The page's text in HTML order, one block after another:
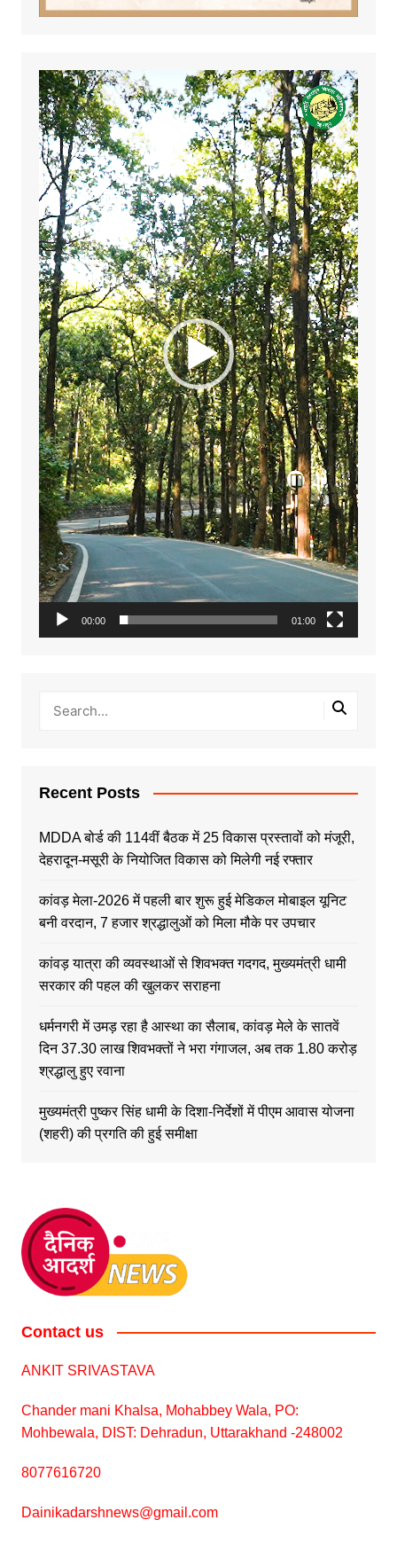
Video
Player
00:00 01:00
Recent Posts
MDDA बोर्ड की 114वीं बैठक में 25 विकास प्रस्तावों को मंजूरी,
देहरादून-मसूरी के नियोजित विकास को मिलेगी नई रफ्तार
कांवड़ मेला-2026 में पहली बार शुरू हुई मेडिकल मोबाइल यूनिट
बनी वरदान, 7 हजार श्रद्धालुओं को मिला मौके पर उपचार
कांवड़ यात्रा की व्यवस्थाओं से शिवभक्त गदगद, मुख्यमंत्री धामी
सरकार की पहल की खुलकर सराहना
धर्मनगरी में उमड़ रहा है आस्था का सैलाब, कांवड़ मेले के सातवें
दिन 37.30 लाख शिवभक्तों ने भरा गंगाजल, अब तक 1.80 करोड़
श्रद्धालु हुए रवाना
मुख्यमंत्री पुष्कर सिंह धामी के दिशा-निर्देशों में पीएम आवास योजना
(शहरी) की प्रगति की हुई समीक्षा
Contact us
ANKIT SRIVASTAVA
Chander mani Khalsa, Mohabbey Wala, PO:
Mohbewala, DIST: Dehradun, Uttarakhand -248002
8077616720
Dainikadarshnews@gmail.com